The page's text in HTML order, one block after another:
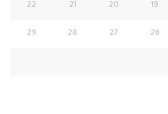
19
20
21
22
26
27
28
29